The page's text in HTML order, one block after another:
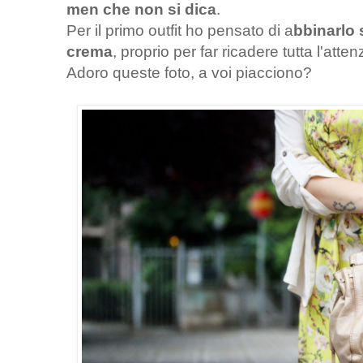
men che non si dica.
Per il primo outfit ho pensato di a bbinarlo
crema, proprio per far ricadere tutta
Adoro queste foto, a voi piacciono?